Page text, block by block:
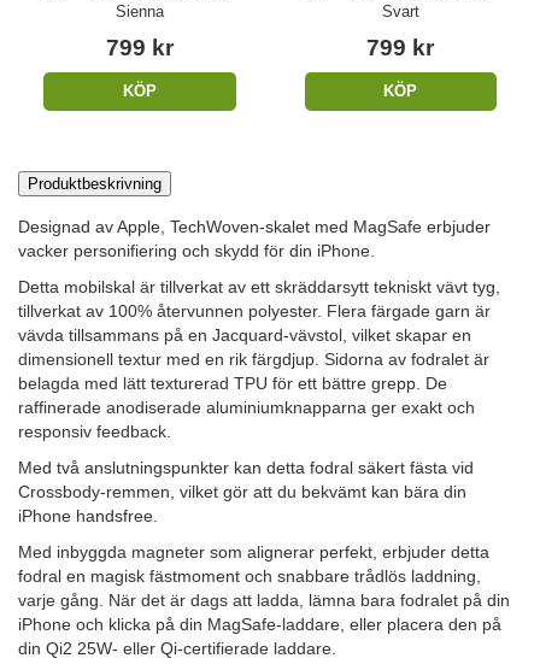
Sienna
799 kr
KÖP
Svart
799 kr
KÖP
Produktbeskrivning
Designad av Apple, TechWoven-skalet med MagSafe erbjuder
vacker personifiering och skydd för din iPhone.
Detta mobilskal är tillverkat av ett skräddarsytt tekniskt vävt tyg,
tillverkat av 100% återvunnen polyester. Flera färgade garn är
vävda tillsammans på en Jacquard-vävstol, vilket skapar en
dimensionell textur med en rik färgdjup. Sidorna av fodralet är
belagda med lätt texturerad TPU för ett bättre grepp. De
raffinerade anodiserade aluminiumknapparna ger exakt och
responsiv feedback.
Med två anslutningspunkter kan detta fodral säkert fästa vid
Crossbody-remmen, vilket gör att du bekvämt kan bära din
iPhone handsfree.
Med inbyggda magneter som alignerar perfekt, erbjuder detta
fodral en magisk fästmoment och snabbare trådlös laddning,
varje gång. När det är dags att ladda, lämna bara fodralet på din
iPhone och klicka på din MagSafe-laddare, eller placera den på
din Qi2 25W- eller Qi-certifierade laddare.